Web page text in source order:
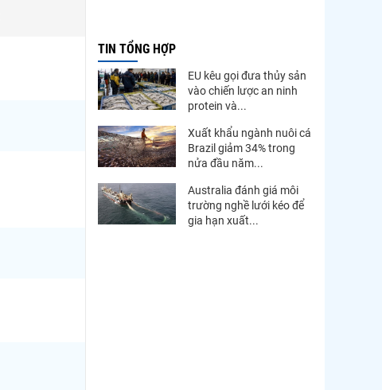
Thị trường Trung Quốc
Thị trường Papua New Guinea
Thị trường New Zealand
Thị trường Đài Loan
Thị trường Hàn Quốc
Thị trường Mỹ
Thị trường EU
TIN TỔNG HỢP
EU kêu gọi đưa thủy sản
vào chiến lược an ninh
protein và...
Xuất khẩu ngành nuôi cá
Brazil giảm 34% trong
nửa đầu năm...
Australia đánh giá môi
trường nghề lưới kéo để
gia hạn xuất...